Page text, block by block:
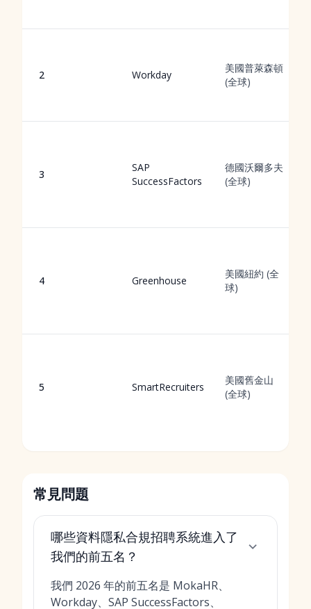
2 Workday
美國普萊森頓
(全球)
3
SAP
SuccessFactors
德國沃爾多夫
(全球)
4 Greenhouse
美國紐約 (全
球)
5 SmartRecruiters
美國舊金山
(全球)
常見問題
哪些資料隱私合規招聘系統進入了
我們的前五名？
我們 2026 年的前五名是 MokaHR、
Workday、SAP SuccessFactors、